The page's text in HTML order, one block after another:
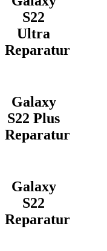
S22
Ultra
Reparatur
Galaxy
S22 Plus
Reparatur
Galaxy
S22
Reparatur